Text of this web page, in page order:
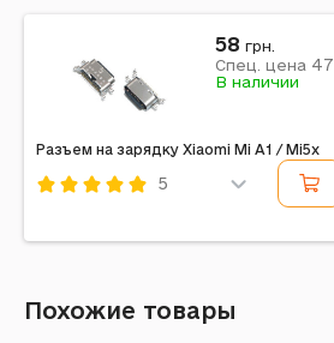
Разъем на зарядку Xiaomi Mi A1 / Mi5x
5
58 грн.
Спец. цена 47
В наличии
Похожие товары